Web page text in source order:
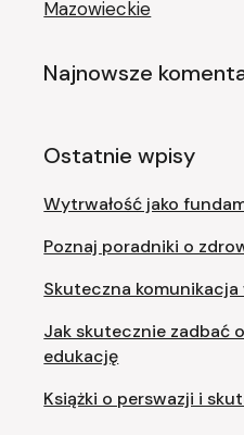
Mazowieckie
Najnowsze
Ostatnie wpisy
Wytrwałość jako
Poznaj poradniki o
Skuteczna
Jak skutecznie zadbać
edukację
Książki o perswazji i